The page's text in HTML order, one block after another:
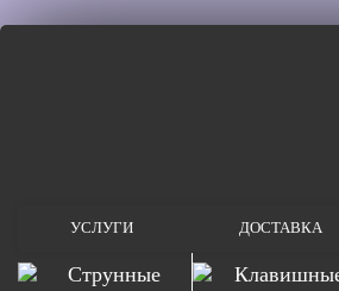
УСЛУГИ ДОСТАВКА